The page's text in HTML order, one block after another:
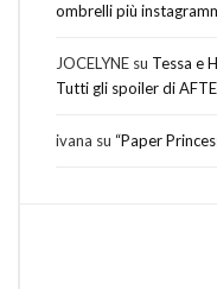
ombrelli più
JOCELYNE su Tessa e
Tutti gli spoiler di
ivana su “Paper